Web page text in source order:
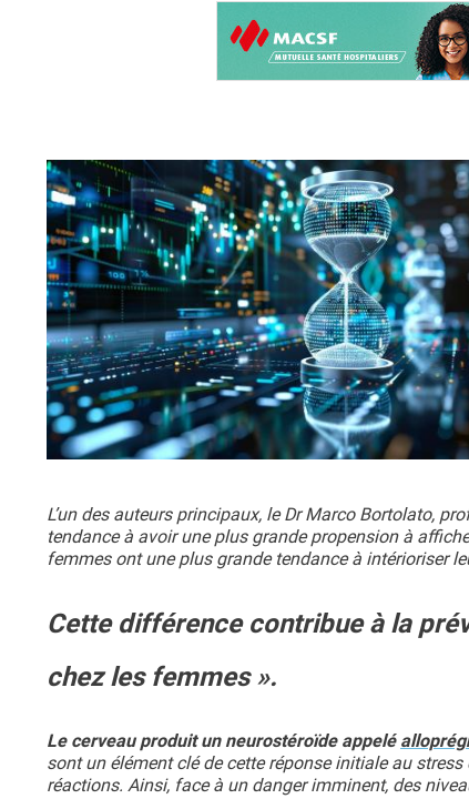
L’un des auteurs principaux, le Dr Marco Bortolato,
tendance à avoir une plus grande propension à
femmes ont une plus grande tendance à intérioriser
Cette différence contribue à la
chez les femmes ».
Le cerveau produit un neurostéroïde appelé
sont un élément clé de cette réponse initiale au
réactions. Ainsi, face à un danger imminent, des